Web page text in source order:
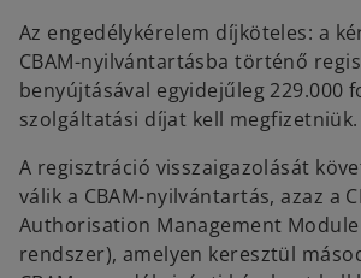
Az engedélykérelem díjköteles: a
CBAM-nyilvántartásba történő
benyújtásával egyidejűleg 229.000
szolgáltatási díjat kell megfizetniük.
A regisztráció visszaigazolását
válik a CBAM-nyilvántartás, azaz a
Authorisation Management Module
rendszer), amelyen keresztül